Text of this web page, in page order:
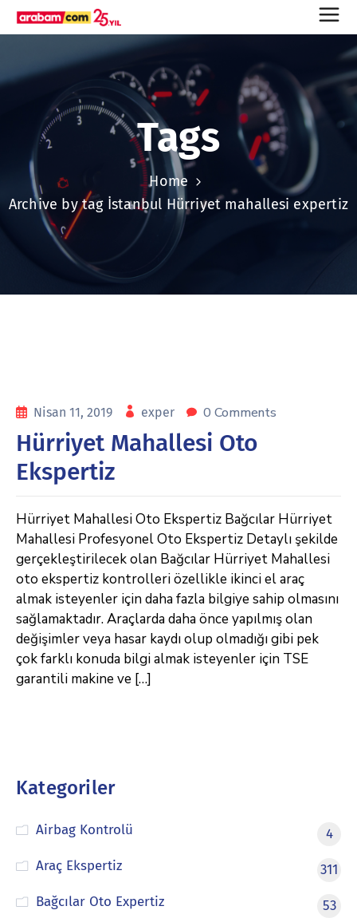
Tags
Home
Archive by tag İstanbul Hürriyet mahallesi expertiz
Nisan 11, 2019 exper 0 Comments
Hürriyet Mahallesi Oto
Ekspertiz
Hürriyet Mahallesi Oto Ekspertiz Bağcılar Hürriyet
Mahallesi Profesyonel Oto Ekspertiz Detaylı şekilde
gerçekleştirilecek olan Bağcılar Hürriyet Mahallesi
oto ekspertiz kontrolleri özellikle ikinci el araç
almak isteyenler için daha fazla bilgiye sahip olmasını
sağlamaktadır. Araçlarda daha önce yapılmış olan
değişimler veya hasar kaydı olup olmadığı gibi pek
çok farklı konuda bilgi almak isteyenler için TSE
garantili makine ve […]
Kategoriler
Airbag Kontrolü
4
Araç Ekspertiz
311
Bağcılar Oto Expertiz
53